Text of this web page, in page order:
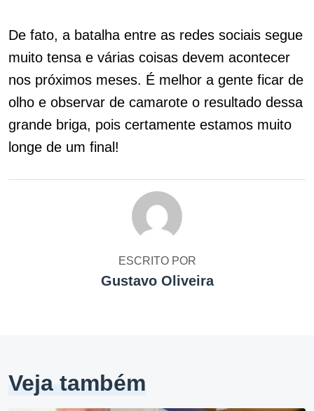
De fato, a batalha entre as redes sociais segue
muito tensa e várias coisas devem acontecer
nos próximos meses. É melhor a gente ficar de
olho e observar de camarote o resultado dessa
grande briga, pois certamente estamos muito
longe de um final!
ESCRITO POR
Gustavo Oliveira
Veja também